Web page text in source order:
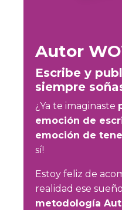
Autor
Escribe y
siempre
¿Ya te imaginaste
emoción de
emoción de
sí!
Estoy feliz de
realidad ese
metodología